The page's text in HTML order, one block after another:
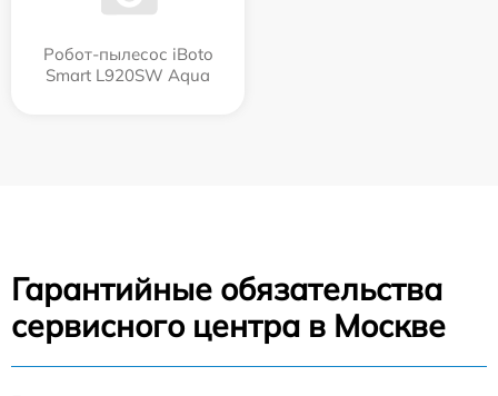
Робот-пылесос iBoto
Smart L920SW Aqua
Гарантийные обязательства
сервисного центра в Москве